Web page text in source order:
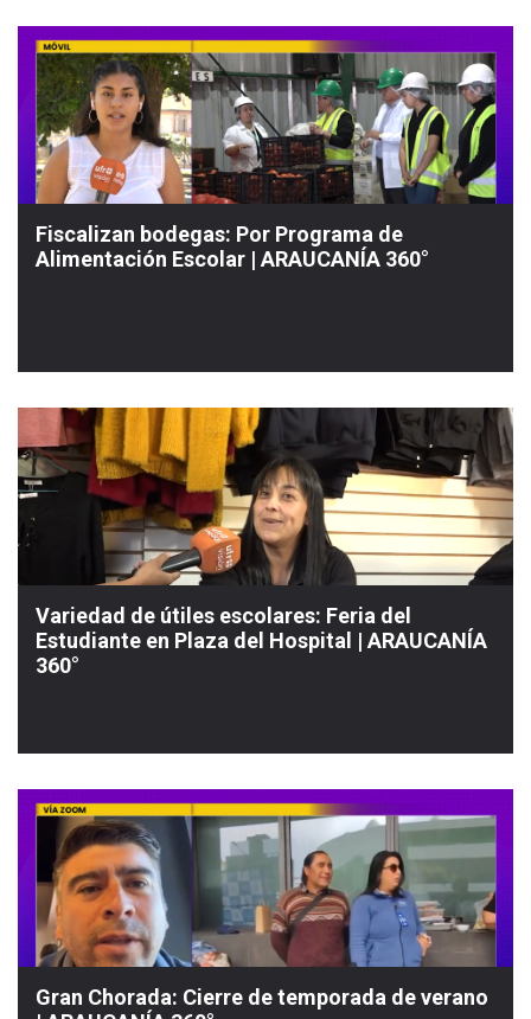
Fiscalizan bodegas: Por Programa de
Alimentación Escolar | ARAUCANÍA 360°
Variedad de útiles escolares: Feria del
Estudiante en Plaza del Hospital | ARAUCANÍA
360°
Gran Chorada: Cierre de temporada de verano